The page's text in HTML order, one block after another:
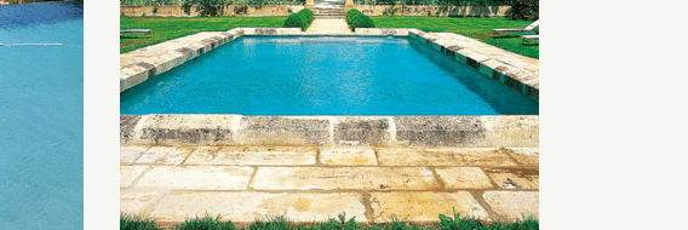
d’étude utilisés pour garder un aspect ancien, retrouver une patine naturelle
ou créer un ornement de pierres de taille.